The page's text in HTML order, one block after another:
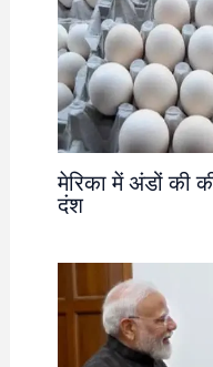
मेरिका में अंडों की
दंश